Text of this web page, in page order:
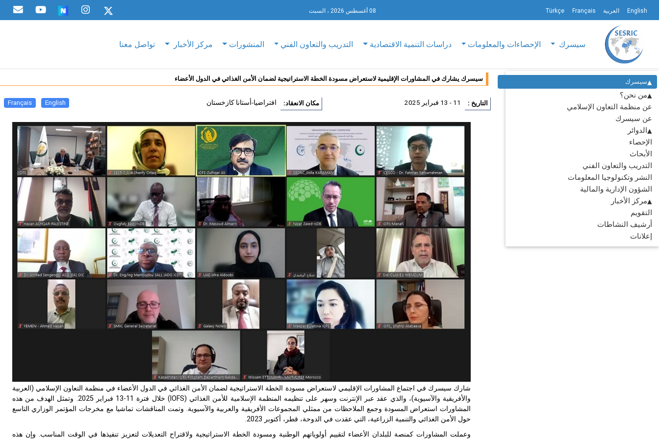
English العربية Français
Türkçe 08 أغسطس 2026 ، السبت
سيسرك الإحصاءات والمعلومات دراسات التنمية الاقتصادية التدريب والتعاون الفني المنشورات مركز الأخبار تواصل معنا
سيسرك
من نحن؟
عن منظمة التعاون الإسلامي
عن سيسرك
الدوائر
الإحصاء
الأبحاث
التدريب والتعاون الفني
النشر وتكنولوجيا المعلومات
الشؤون الإدارية والمالية
مركز الأخبار
التقويم
أرشيف النشاطات
إعلانات
سيسرك يشارك في المشاورات الإقليمية لاستعراض مسودة الخطة الاستراتيجية لضمان الأمن الغذائي في الدول الأعضاء
التاريخ : 11 - 13 فبراير 2025 مكان الانعقاد: افتراضيا-أستانا كازخستان English
Français
شارك سيسرك في اجتماع المشاورات الإقليمي لاستعراض مسودة الخطة الاستراتيجية لضمان الأمن الغذائي في الدول الأعضاء في منظمة التعاون الإسلامي (العربية
والأفريقية والآسيوية)، والذي عقد عبر الإنترنت وسهر على تنظيمه المنظمة الإسلامية للأمن الغذائي (IOFS
) خلال فترة 11-13 فبراير 2025. وتمثل الهدف من هذه
المشاورات استعراض المسودة وجمع الملاحظات من ممثلي المجموعات الأفريقية والعربية والآسيوية. وتمت المناقشات تماشيا مع مخرجات المؤتمر الوزاري التاسع
حول الأمن الغذائي والتنمية الزراعية، التي عقدت في الدوحة، قطر، أكتوبر 2023.
وعملت المشاورات كمنصة للبلدان الأعضاء لتقييم أولوياتهم الوطنية ومسودة الخطة الاستراتيجية ولاقتراح التعديلات لتعزيز تنفيذها في الوقت المناسب. وإن هذه